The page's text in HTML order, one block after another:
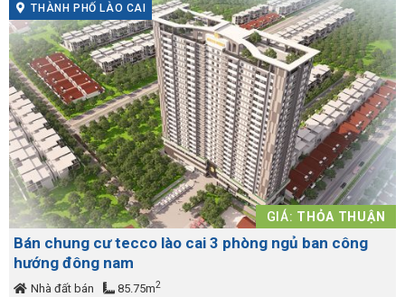
THÀNH PHỐ LÀO CAI
GIÁ: THỎA THUẬN
Bán chung cư tecco lào cai 3 phòng ngủ ban công
hướng đông nam
Nhà đất bán 85.75m2